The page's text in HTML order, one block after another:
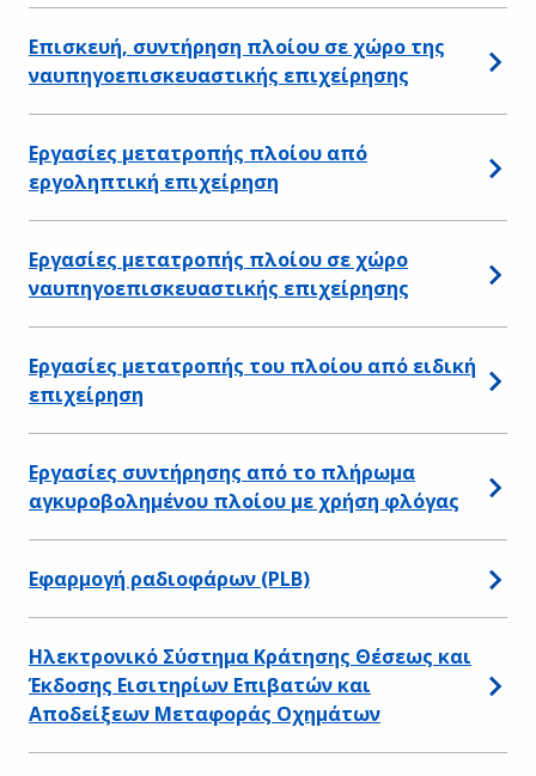
Επισκευή, συντήρηση πλοίου σε χώρο της
ναυπηγοεπισκευαστικής επιχείρησης
Εργασίες μετατροπής πλοίου από
εργοληπτική επιχείρηση
Εργασίες μετατροπής πλοίου σε χώρο
ναυπηγοεπισκευαστικής επιχείρησης
Εργασίες μετατροπής του πλοίου από ειδική
επιχείρηση
Εργασίες συντήρησης από το πλήρωμα
αγκυροβολημένου πλοίου με χρήση φλόγας
Εφαρμογή ραδιοφάρων (PLB)
Ηλεκτρονικό Σύστημα Κράτησης Θέσεως και
Έκδοσης Εισιτηρίων Επιβατών και
Αποδείξεων Μεταφοράς Οχημάτων